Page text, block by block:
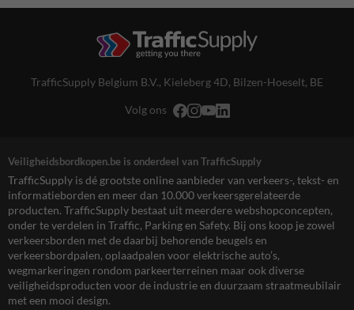
TrafficSupply Belgium B.V., Kieleberg 4D, Bilzen-Hoeselt, BE
Volg ons
Veiligheidsbordkopen.be is onderdeel van TrafficSupply
TrafficSupply is dé grootste online aanbieder van verkeers-, tekst- en
informatieborden en meer dan 10.000 verkeersgerelateerde
producten. TrafficSupply bestaat uit meerdere webshopconcepten,
onder te verdelen in Traffic, Parking en Safety. Bij ons koop je zowel
verkeersborden met de daarbij behorende beugels en
verkeersbordpalen, oplaadpalen voor elektrische auto’s,
wegmarkeringen rondom parkeerterreinen maar ook diverse
veiligheidsproducten voor de industrie en duurzaam straatmeubilair
met een mooi design.